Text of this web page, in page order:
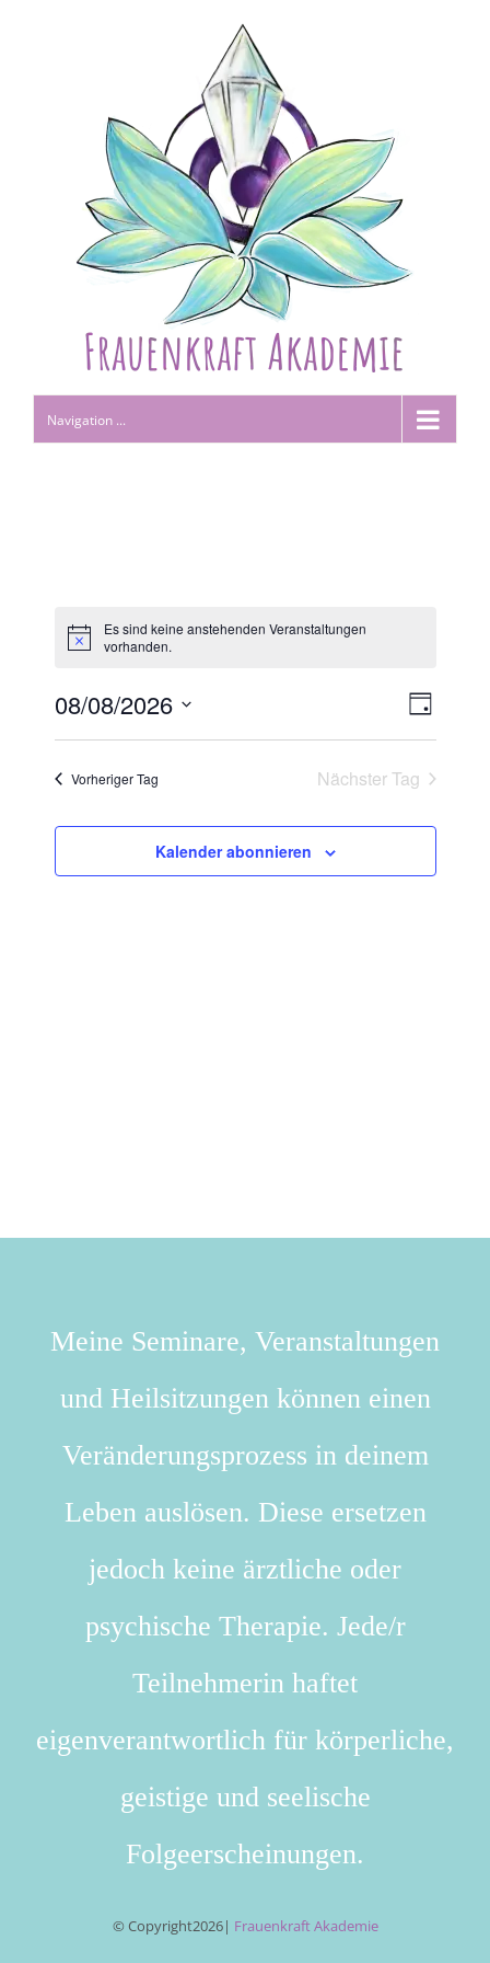
Navigation ...
Es sind keine anstehenden Veranstaltungen
vorhanden.
Tag
08/08/2026
Datum
Vorheriger Tag Nächster Tag
Kalender abonnieren
Meine Seminare, Veranstaltungen
und Heilsitzungen können einen
Veränderungsprozess in deinem
Leben auslösen. Diese ersetzen
jedoch keine ärztliche oder
psychische Therapie. Jede/r
Teilnehmerin haftet
eigenverantwortlich für körperliche,
geistige und seelische
Folgeerscheinungen.
© Copyright2026| Frauenkraft Akademie